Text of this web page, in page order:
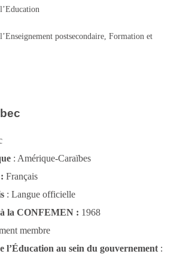
postsecondaire, Formation et
: Amérique-Caraïbes
Français
: Langue officielle
à la CONFEMEN : 1968
membre
l’Éducation au sein du gouvernement :